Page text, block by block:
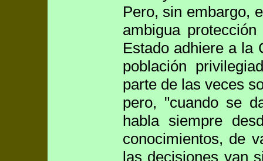
Pero, sin embargo,
ambigua
Estado adhiere a la
población
parte de las veces
pero, "cuando se
habla siempre
conocimientos, de
las decisiones van